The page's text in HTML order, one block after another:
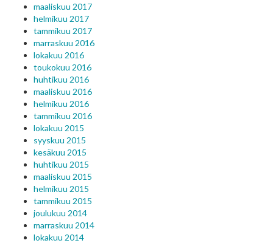
maaliskuu 2017
helmikuu 2017
tammikuu 2017
marraskuu 2016
lokakuu 2016
toukokuu 2016
huhtikuu 2016
maaliskuu 2016
helmikuu 2016
tammikuu 2016
lokakuu 2015
syyskuu 2015
kesäkuu 2015
huhtikuu 2015
maaliskuu 2015
helmikuu 2015
tammikuu 2015
joulukuu 2014
marraskuu 2014
lokakuu 2014